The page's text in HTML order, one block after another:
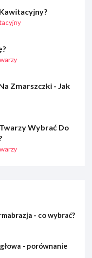
Zmarszczki - Jak
Wybrać Do
- co wybrać?
- porównanie